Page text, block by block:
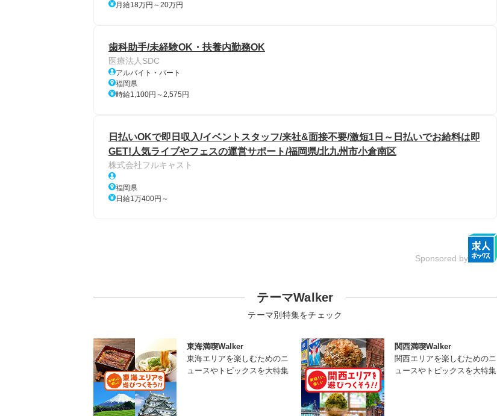
月給18万円～20万円
歯科助手/未経験OK・扶養内勤務OK
医療法人SDC
アルバイト・パート
福岡県
時給1,100円～2,575円
日払いOKで即日収入/イベントスタッフ/来社&面接不要/激短1日～日払いでお給料は即
GET!人気ライブやフェスの運営サポート/福岡県/北九州市小倉南区
株式会社フルキャスト
福岡県
日給1万400円～
Sponsored by
テーマWalker
テーマ別特集をチェック
東海満喫Walker
東海エリアを楽しむためのニ
ュースやトピックスを大特集
関西満喫Walker
関西エリアを楽しむためのニ
ュースやトピックスを大特集